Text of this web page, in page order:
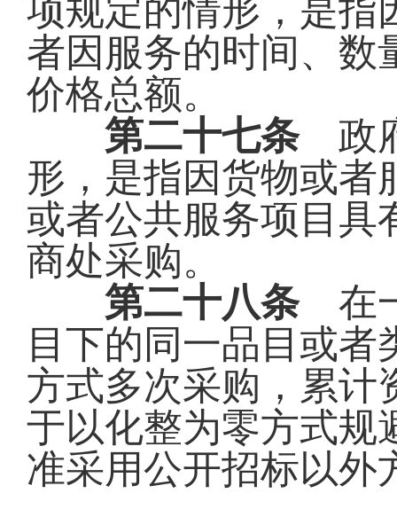
项规定的情形，是指
者因服务的时间、数
价格总额。
第二十七条政府
形，是指因货物或者
或者公共服务项目具
商处采购。
第二十八条在一
目下的同一品目或
方式多次采购，累计
于以化整为零方式规
准采用公开招标以外